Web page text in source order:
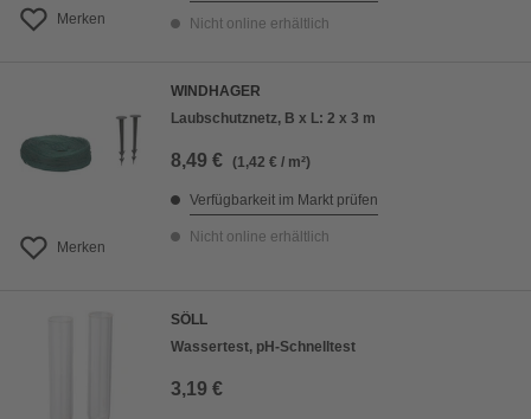
Merken Nicht online erhältlich
Merken
WINDHAGER
Laubschutznetz, B x L: 2 x 3 m
8,49 € (1,42 € / m²)
Verfügbarkeit im Markt prüfen
Nicht online erhältlich
SÖLL
Wassertest, pH-Schnelltest
3,19 €